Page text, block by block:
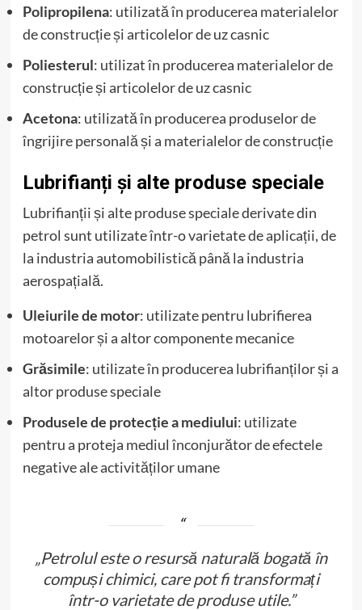
Polipropilena: utilizată în producerea materialelor
de construcție și articolelor de uz casnic
Poliesterul: utilizat în producerea materialelor de
construcție și articolelor de uz casnic
Acetona: utilizată în producerea produselor de
îngrijire personală și a materialelor de construcție
Lubrifianți și alte produse speciale
Lubrifianții și alte produse speciale derivate din
petrol sunt utilizate într-o varietate de aplicații, de
la industria automobilistică până la industria
aerospațială.
Uleiurile de motor: utilizate pentru lubrifierea
motoarelor și a altor componente mecanice
Grăsimile: utilizate în producerea lubrifianților și a
altor produse speciale
Produsele de protecție a mediului: utilizate
pentru a proteja mediul înconjurător de efectele
negative ale activităților umane
„Petrolul este o resursă naturală bogată în
compuși chimici, care pot fi transformați
într-o varietate de produse utile.”